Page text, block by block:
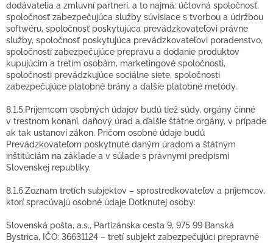
dodávatelia a zmluvní partneri, a to najmä: účtovná spoločnosť,
spoločnosť zabezpečujúca služby súvisiace s tvorbou a údržbou
softwéru, spoločnosť poskytujúca prevádzkovateľovi právne
služby, spoločnosť poskytujúca prevádzkovateľovi poradenstvo,
spoločnosti zabezpečujúce prepravu a dodanie produktov
kupujúcim a tretím osobám, marketingové spoločnosti,
spoločnosti prevádzkujúce sociálne siete, spoločnosti
zabezpečujúce platobné brány a ďalšie platobné metódy.
8.1.5.Príjemcom osobných údajov budú tiež súdy, orgány činné
v trestnom konaní, daňový úrad a ďalšie štátne orgány, v prípade
ak tak ustanoví zákon. Pričom osobné údaje budú
Prevádzkovateľom poskytnuté daným úradom a štátnym
inštitúciám na základe a v súlade s právnymi predpismi
Slovenskej republiky.
8.1.6.Zoznam tretích subjektov – sprostredkovateľov a príjemcov,
ktorí spracúvajú osobné údaje Dotknutej osoby:
Slovenská pošta, a.s., Partizánska cesta 9, 975 99 Banská
Bystrica, IČO: 36631124 – tretí subjekt zabezpečujúci prepravné